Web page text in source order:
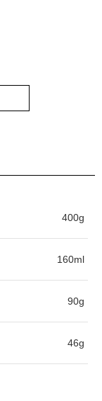
400g
160ml
90g
46g